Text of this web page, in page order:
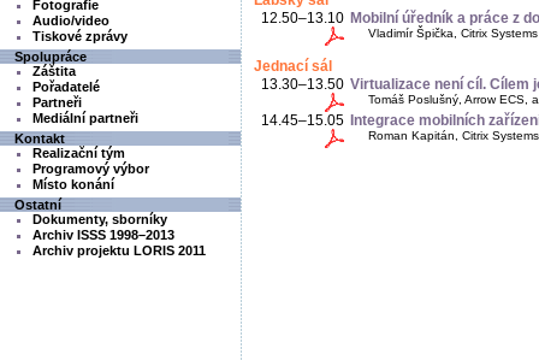
Fotografie
Audio/video
Tiskové zprávy
Spolupráce
Záštita
Pořadatelé
Partneři
Mediální partneři
Kontakt
Realizační tým
Programový výbor
Místo konání
Ostatní
Dokumenty, sborníky
Archiv ISSS 1998–2013
Archiv projektu LORIS 2011
12.50–13.10 Mobilní úředník a práce z
Vladimír Špička, Citrix
Jednací sál
13.30–13.50 Virtualizace není cíl. Cílem
Tomáš Poslušný, Arrow ECS,
14.45–15.05 Integrace mobilních
Roman Kapitán, Citrix